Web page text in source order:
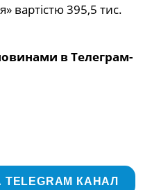
вартістю 395,5 тис.
в Телеграм-
КАНАЛ